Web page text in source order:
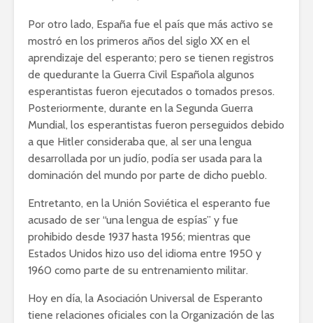
Por otro lado, España fue el país que más activo se
mostró en los primeros años del siglo XX en el
aprendizaje del esperanto; pero se tienen registros
de quedurante la Guerra Civil Española algunos
esperantistas fueron ejecutados o tomados presos.
Posteriormente, durante en la Segunda Guerra
Mundial, los esperantistas fueron perseguidos debido
a que Hitler consideraba que, al ser una lengua
desarrollada por un judío, podía ser usada para la
dominación del mundo por parte de dicho pueblo.
Entretanto, en la Unión Soviética el esperanto fue
acusado de ser “una lengua de espías” y fue
prohibido desde 1937 hasta 1956; mientras que
Estados Unidos hizo uso del idioma entre 1950 y
1960 como parte de su entrenamiento militar.
Hoy en día, la Asociación Universal de Esperanto
tiene relaciones oficiales con la Organización de las